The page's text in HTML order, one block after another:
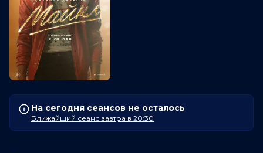
На сегодня сеансов не осталось
Ближайший сеанс завтра в 20:30